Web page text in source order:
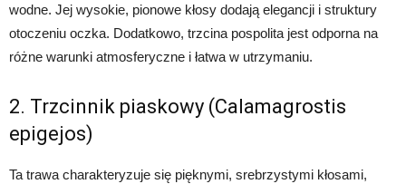
wodne. Jej wysokie, pionowe kłosy dodają elegancji i struktury
otoczeniu oczka. Dodatkowo, trzcina pospolita jest odporna na
różne warunki atmosferyczne i łatwa w utrzymaniu.
2. Trzcinnik piaskowy (Calamagrostis
epigejos)
Ta trawa charakteryzuje się pięknymi, srebrzystymi kłosami,